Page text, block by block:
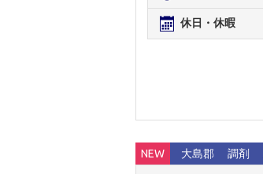
休日・休暇
NEW 大島郡 調剤